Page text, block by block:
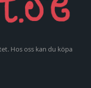
Hos oss kan du köpa